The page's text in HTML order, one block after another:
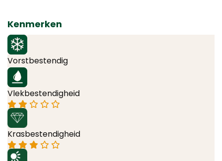
Kenmerken
Vorstbestendig
Vlekbestendigheid
Krasbestendigheid